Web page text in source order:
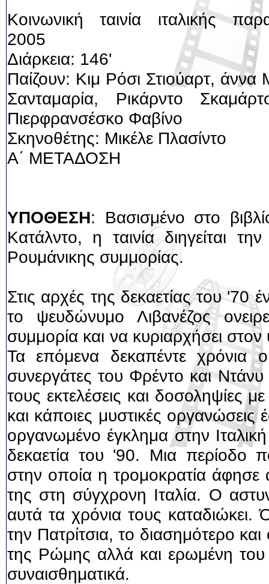
Κοινωνική ταινία ιταλικής
2005
Διάρκεια: 146'
Παίζουν: Κιμ Ρόσι Στιούαρτ, άννα
Σανταμαρία, Ρικάρντο
Πιερφρανσέσκο Φαβίνο
Σκηνοθέτης: Μικέλε Πλασίντο
Α΄ ΜΕΤΑΔΟΣΗ
ΥΠΟΘΕΣΗ: Βασισμένο στο
Κατάλντο, η ταινία διηγείται
Ρουμάνικης συμμορίας.
Στις αρχές της δεκαετίας του '70
το ψευδώνυμο Λιβανέζος
συμμορία και να κυριαρχήσει
Τα επόμενα δεκαπέντε χρόνια ο
συνεργάτες του Φρέντο και Ντάνυ
τους εκτελέσεις και δοσοληψίες
και κάποιες μυστικές οργανώσεις
οργανωμένο έγκλημα στην
δεκαετία του '90. Μια περίοδο
στην οποία η τρομοκρατία άφησε
της στη σύγχρονη Ιταλία. Ο
αυτά τα χρόνια τους καταδιώκει.
την Πατρίτσια, το διασημότερο
της Ρώμης αλλά και ερωμένη του
συναισθηματικά.